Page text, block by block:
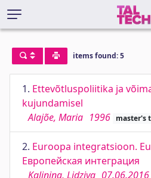
items found: 5
1. Ettevõtluspoliitika ja
kujundamisel
Alajõe, Maria 1996 master's
2. Euroopa integratsioon.
Европейская интеграция
Kalinina, Lidziya 07.06.2016